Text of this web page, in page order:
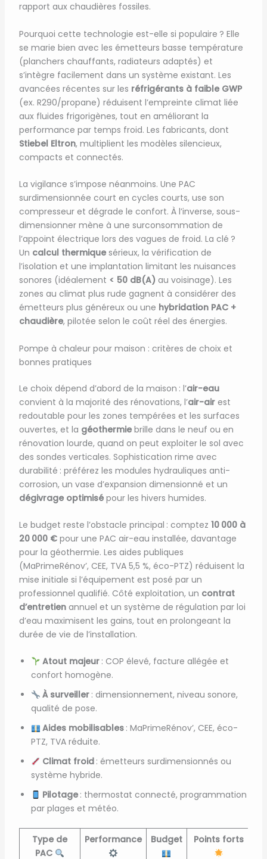
rapport aux chaudières fossiles.
Pourquoi cette technologie est-elle si populaire ? Elle
se marie bien avec les émetteurs basse température
(planchers chauffants, radiateurs adaptés) et
s’intègre facilement dans un système existant. Les
avancées récentes sur les réfrigérants à faible GWP
(ex. R290/propane) réduisent l’empreinte climat liée
aux fluides frigorigènes, tout en améliorant la
performance par temps froid. Les fabricants, dont
Stiebel Eltron, multiplient les modèles silencieux,
compacts et connectés.
La vigilance s’impose néanmoins. Une PAC
surdimensionnée court en cycles courts, use son
compresseur et dégrade le confort. À l’inverse, sous-
dimensionner mène à une surconsommation de
l’appoint électrique lors des vagues de froid. La clé ?
Un calcul thermiquesérieux, la vérification de
l’isolation et une implantation limitant les nuisances
sonores (idéalement < 50 dB(A) au voisinage). Les
zones au climat plus rude gagnent à considérer des
émetteurs plus généreux ou une hybridation PAC +
chaudière, pilotée selon le coût réel des énergies.
Pompe à chaleur pour maison : critères de choix et
bonnes pratiques
Le choix dépend d’abord de la maison : l’air-eau
convient à la majorité des rénovations, l’air-airest
redoutable pour les zones tempérées et les surfaces
ouvertes, et la géothermiebrille dans le neuf ou en
rénovation lourde, quand on peut exploiter le sol avec
des sondes verticales. Sophistication rime avec
durabilité : préférez les modules hydrauliques anti-
corrosion, un vase d’expansion dimensionné et un
dégivrage optimisépour les hivers humides.
Le budget reste l’obstacle principal : comptez 10 000 à
20 000 €pour une PAC air-eau installée, davantage
pour la géothermie. Les aides publiques
(MaPrimeRénov’, CEE, TVA 5,5 %, éco-PTZ) réduisent la
mise initiale si l’équipement est posé par un
professionnel qualifié. Côté exploitation, un contrat
d’entretienannuel et un système de régulation par loi
d’eau maximisent les gains, tout en prolongeant la
durée de vie de l’installation.
Atout majeur : COP élevé, facture allégée et
confort homogène.
À surveiller : dimensionnement, niveau sonore,
qualité de pose.
Aides mobilisables : MaPrimeRénov’, CEE, éco-
PTZ, TVA réduite.
Climat froid : émetteurs surdimensionnés ou
système hybride.
Pilotage : thermostat connecté, programmation
par plages et météo.
Type de
PAC
Performance Budget Points forts